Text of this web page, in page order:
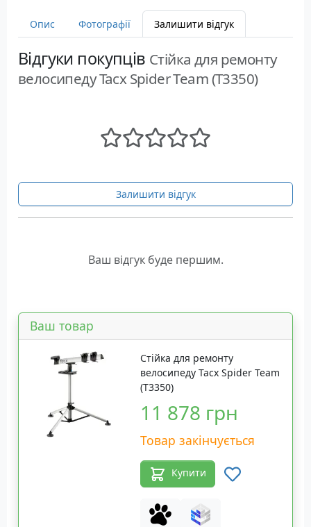
Опис Фотографії Залишити відгук
Відгуки покупців Стійка для ремонту
велосипеду Tacx Spider Team (T3350)
Залишити відгук
Ваш відгук буде першим.
Ваш товар
Стійка для ремонту
велосипеду Tacx Spider Team
(T3350)
11 878 грн
Товар закінчується
Купити